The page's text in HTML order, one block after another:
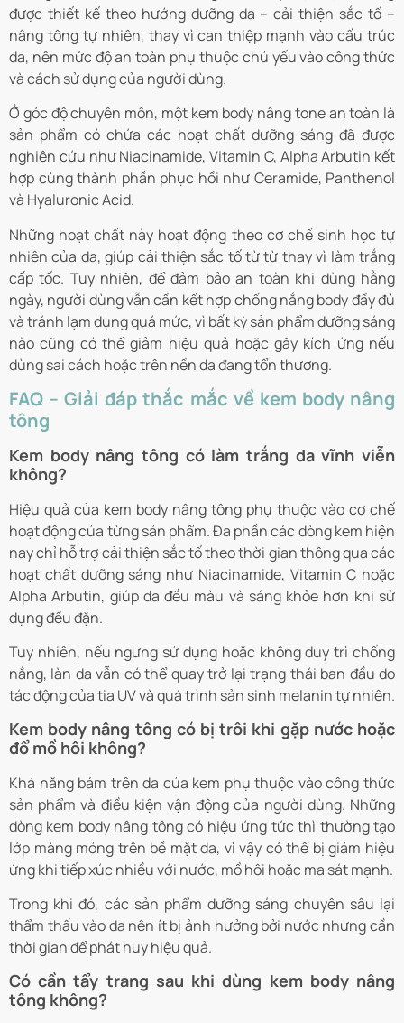
được thiết kế theo hướng dưỡng da – cải thiện sắc tố –
nâng tông tự nhiên, thay vì can thiệp mạnh vào cấu trúc
da, nên mức độ an toàn phụ thuộc chủ yếu vào công thức
và cách sử dụng của người dùng.
Ở góc độ chuyên môn, một kem body nâng tone an toàn là
sản phẩm có chứa các hoạt chất dưỡng sáng đã được
nghiên cứu như Niacinamide, Vitamin C, Alpha Arbutin kết
hợp cùng thành phần phục hồi như Ceramide, Panthenol
và Hyaluronic Acid.
Những hoạt chất này hoạt động theo cơ chế sinh học tự
nhiên của da, giúp cải thiện sắc tố từ từ thay vì làm trắng
cấp tốc. Tuy nhiên, để đảm bảo an toàn khi dùng hằng
ngày, người dùng vẫn cần kết hợp chống nắng body đầy đủ
và tránh lạm dụng quá mức, vì bất kỳ sản phẩm dưỡng sáng
nào cũng có thể giảm hiệu quả hoặc gây kích ứng nếu
dùng sai cách hoặc trên nền da đang tổn thương.
FAQ – Giải đáp thắc mắc về kem body nâng
tông
Kem body nâng tông có làm trắng da vĩnh viễn
không?
Hiệu quả của kem body nâng tông phụ thuộc vào cơ chế
hoạt động của từng sản phẩm. Đa phần các dòng kem hiện
nay chỉ hỗ trợ cải thiện sắc tố theo thời gian thông qua các
hoạt chất dưỡng sáng như Niacinamide, Vitamin C hoặc
Alpha Arbutin, giúp da đều màu và sáng khỏe hơn khi sử
dụng đều đặn.
Tuy nhiên, nếu ngưng sử dụng hoặc không duy trì chống
nắng, làn da vẫn có thể quay trở lại trạng thái ban đầu do
tác động của tia UV và quá trình sản sinh melanin tự nhiên.
Kem body nâng tông có bị trôi khi gặp nước hoặc
đổ mồ hôi không?
Khả năng bám trên da của kem phụ thuộc vào công thức
sản phẩm và điều kiện vận động của người dùng. Những
dòng kem body nâng tông có hiệu ứng tức thì thường tạo
lớp màng mỏng trên bề mặt da, vì vậy có thể bị giảm hiệu
ứng khi tiếp xúc nhiều với nước, mồ hôi hoặc ma sát mạnh.
Trong khi đó, các sản phẩm dưỡng sáng chuyên sâu lại
thẩm thấu vào da nên ít bị ảnh hưởng bởi nước nhưng cần
thời gian để phát huy hiệu quả.
Có cần tẩy trang sau khi dùng kem body nâng
tông không?